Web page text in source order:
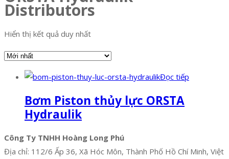
Distributors
Hiển thị kết quả duy nhất
Đọc tiếp
Bơm Piston thủy lực ORSTA
Hydraulik
Công Ty TNHH Hoàng Long Phú
Địa chỉ: 112/6 Ấp 36, Xã Hóc Môn, Thành Phố Hồ Chí Minh, Việt